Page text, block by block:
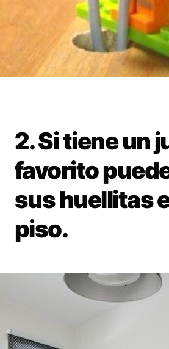
2. Si tiene un
favorito
sus huellitas
piso.